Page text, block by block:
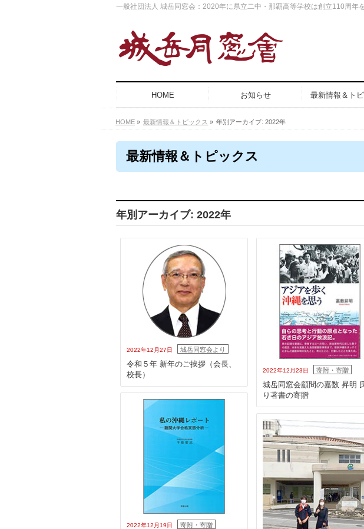
一般社団法人 城岳同窓会：2020年に県立二中・那覇高等学校は創立110周年
HOME お知らせ 最新情報＆ト
HOME » 最新情報＆トピックス » 年別アーカイブ: 2022年
最新情報＆トピックス
年別アーカイブ: 2022年
2022年12月27日 城岳同窓会より
令和５年 新年のご挨拶（会長、
校長）
2022年12月23日 寄附・寄贈
城岳同窓会顧問の嘉数 昇明
り著書の寄贈
2022年12月19日 寄附・寄贈